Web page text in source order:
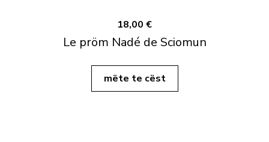
18,00 €
Le pröm Nadé de Sciomun
mëte te cëst